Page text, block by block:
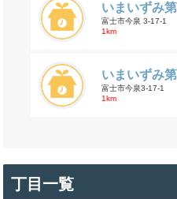
いまいずみ
富士市今泉 3-17-1
1km
いまいずみ
富士市今泉3-17-1
1km
丁目一覧